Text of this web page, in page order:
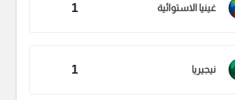
غينيا الاستوائية 1
نيجيريا 1